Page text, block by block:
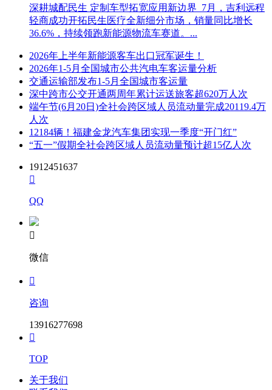
深耕城配民生 定制车型拓宽应用新边界 7月，吉利远程
轻商成功开拓民生医疗全新细分市场，销量同比增长
36.6%，持续领跑新能源物流车赛道。...
2026年上半年新能源客车出口冠军诞生！
2026年1-5月全国城市公共汽电车客运量分析
交通运输部发布1-5月全国城市客运量
深中跨市公交开通两周年累计运送旅客超620万人次
端午节(6月20日)全社会跨区域人员流动量完成20119.4万
人次
12184辆！福建金龙汽车集团实现一季度“开门红”
“五一”假期全社会跨区域人员流动量预计超15亿人次
1912451637

QQ

微信

咨询
13916277698

TOP
关于我们